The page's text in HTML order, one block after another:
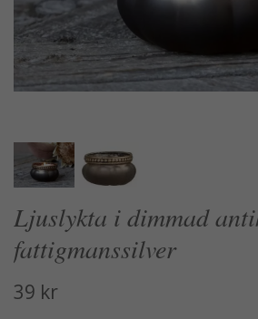
Ljuslykta i dimmad
fattigmanssilver
39 kr